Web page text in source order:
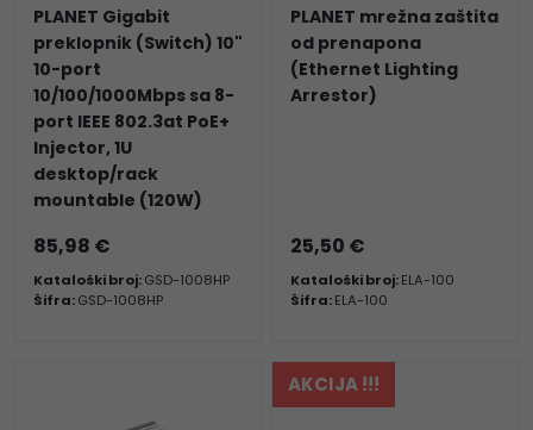
PLANET Gigabit
preklopnik (Switch) 10"
10-port
10/100/1000Mbps sa 8-
port IEEE 802.3at PoE+
Injector, 1U
desktop/rack
mountable (120W)
85,98 €
Kataloški broj:GSD-1008HP
Šifra:GSD-1008HP
PLANET mrežna zaštita
od prenapona
(Ethernet Lighting
Arrestor)
25,50 €
Kataloški broj:ELA-100
Šifra:ELA-100
AKCIJA !!!